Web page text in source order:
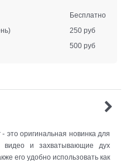
Бесплатно
250 руб
500 руб
это оригинальная новинка для
видео и захватывающие дух
его удобно использовать как